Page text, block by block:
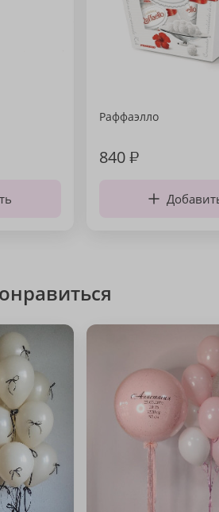
Раффаэлло
840₽